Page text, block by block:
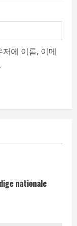
에 이름, 이메
nationale